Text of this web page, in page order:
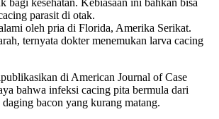
parasit di otak.
oleh pria di Florida, Amerika Serikat.
ternyata dokter menemukan larva cacing
di American Journal of Case
bahwa infeksi cacing pita bermula dari
bacon yang kurang matang.